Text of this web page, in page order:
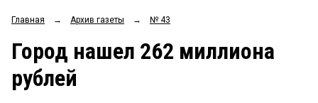
ОБЩЕСТВО
ЗАКОН
НОВОСТИ КОМПАНИЙ
Рейтинги
Главная → Архив газеты → № 43
Город нашел 262 миллиона
рублей